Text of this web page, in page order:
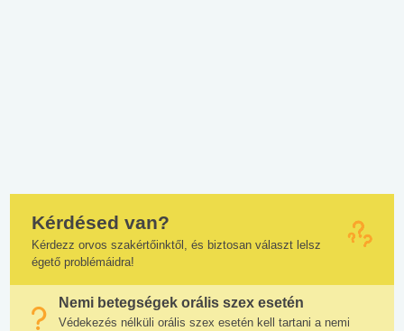
Kérdésed van?
Kérdezz orvos szakértőinktől, és biztosan választ lelsz
égető problémáidra!
Nemi betegségek orális szex esetén
Védekezés nélküli orális szex esetén kell tartani a nemi